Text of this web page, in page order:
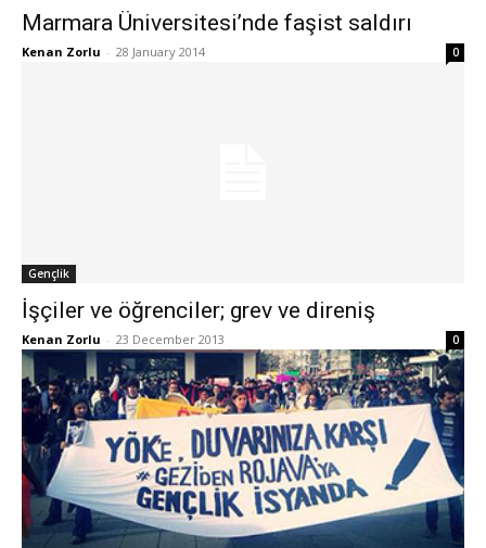
Marmara Üniversitesi’nde faşist saldırı
Kenan Zorlu - 28 January 2014 0
Gençlik
İşçiler ve öğrenciler; grev ve direniş
Kenan Zorlu - 23 December 2013 0